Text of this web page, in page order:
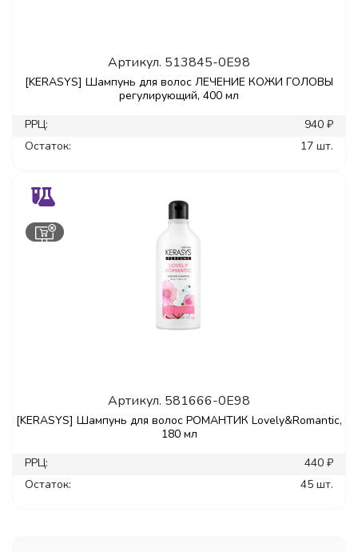
Артикул. 513845-0E98
[KERASYS] Шампунь для волос ЛЕЧЕНИЕ КОЖИ ГОЛОВЫ
регулирующий, 400 мл
РРЦ:
940 ₽
Остаток:
17 шт.
Артикул. 581666-0E98
[KERASYS] Шампунь для волос РОМАНТИК Lovely&Romantic,
180 мл
РРЦ:
440 ₽
Остаток:
45 шт.